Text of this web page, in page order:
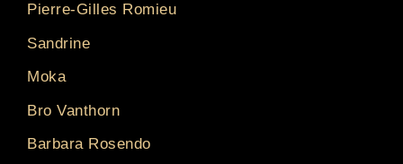
Pierre-Gilles Romieu
Sandrine
Moka
Bro Vanthorn
Barbara Rosendo